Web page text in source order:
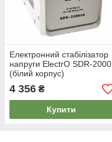
Електронний стабілізатор
напруги ElectrO SDR-2000
(білий корпус)
4 356 ₴
Купити